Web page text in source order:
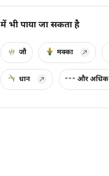
में भी पाया जा सकता है
जौ मक्का
धान और अधिक